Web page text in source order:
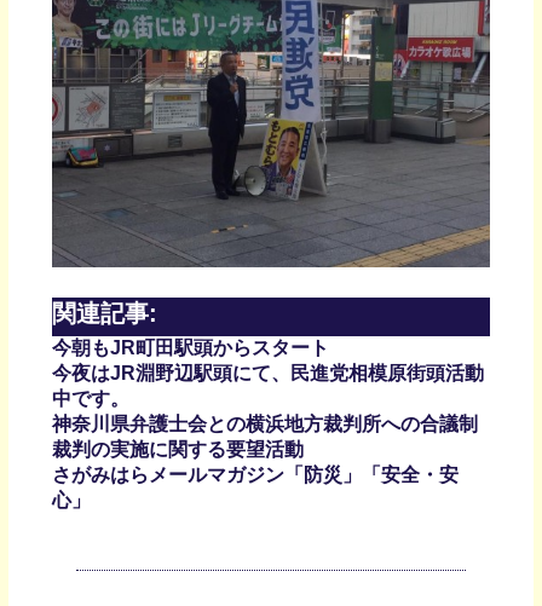
関連記事:
今朝もJR町田駅頭からスタート
今夜はJR淵野辺駅頭にて、民進党相模原街頭活動
中です。
神奈川県弁護士会との横浜地方裁判所への合議制
裁判の実施に関する要望活動
さがみはらメールマガジン「防災」「安全・安
心」